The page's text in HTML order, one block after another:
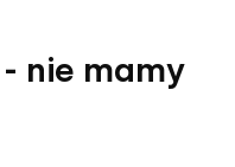
nie mamy